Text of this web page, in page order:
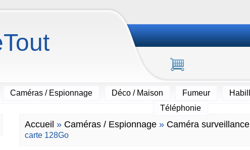
Caméras / Espionnage Déco / Maison Fumeur
Téléphonie
Accueil » Caméras / Espionnage » Caméra surveillance
carte 128Go